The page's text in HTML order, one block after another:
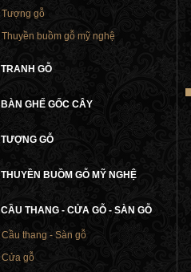
Tượng gỗ
Thuyền buồm gỗ mỹ nghệ
TRANH GỖ
BÀN GHẾ GỐC CÂY
TƯỢNG GỖ
THUYỀN BUỒM GỖ MỸ NGHỆ
CẦU THANG - CỬA GỖ - SÀN GỖ
Cầu thang - Sàn gỗ
Cửa gỗ